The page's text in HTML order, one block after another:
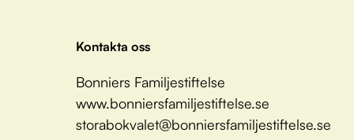
Kontakta oss
Bonniers Familjestiftelse
www.bonniersfamiljestiftelse.se
storabokvalet@bonniersfamiljestiftelse.se